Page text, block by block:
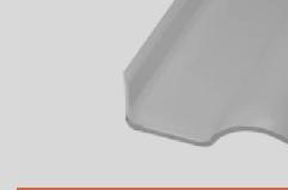
Preço da telha americana esmaltada
Preço de telhas americana
Preço de telhas resinadas